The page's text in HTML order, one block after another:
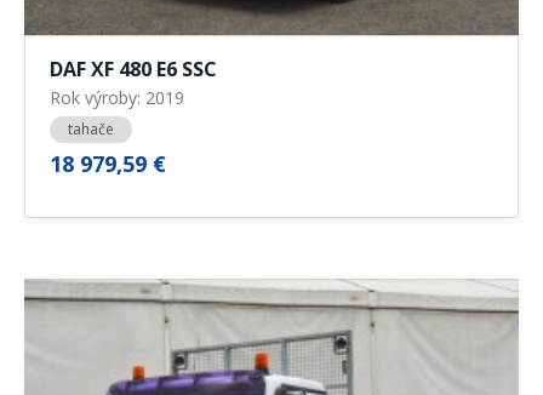
DAF XF 480 E6 SSC
Rok výroby: 2019
tahače
18 979,59 €